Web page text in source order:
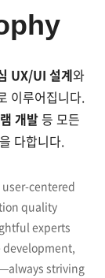
UX/UI 설계와
이루어집니다.
개발등 모든
다합니다.
centered
quality
experts
development,
striving